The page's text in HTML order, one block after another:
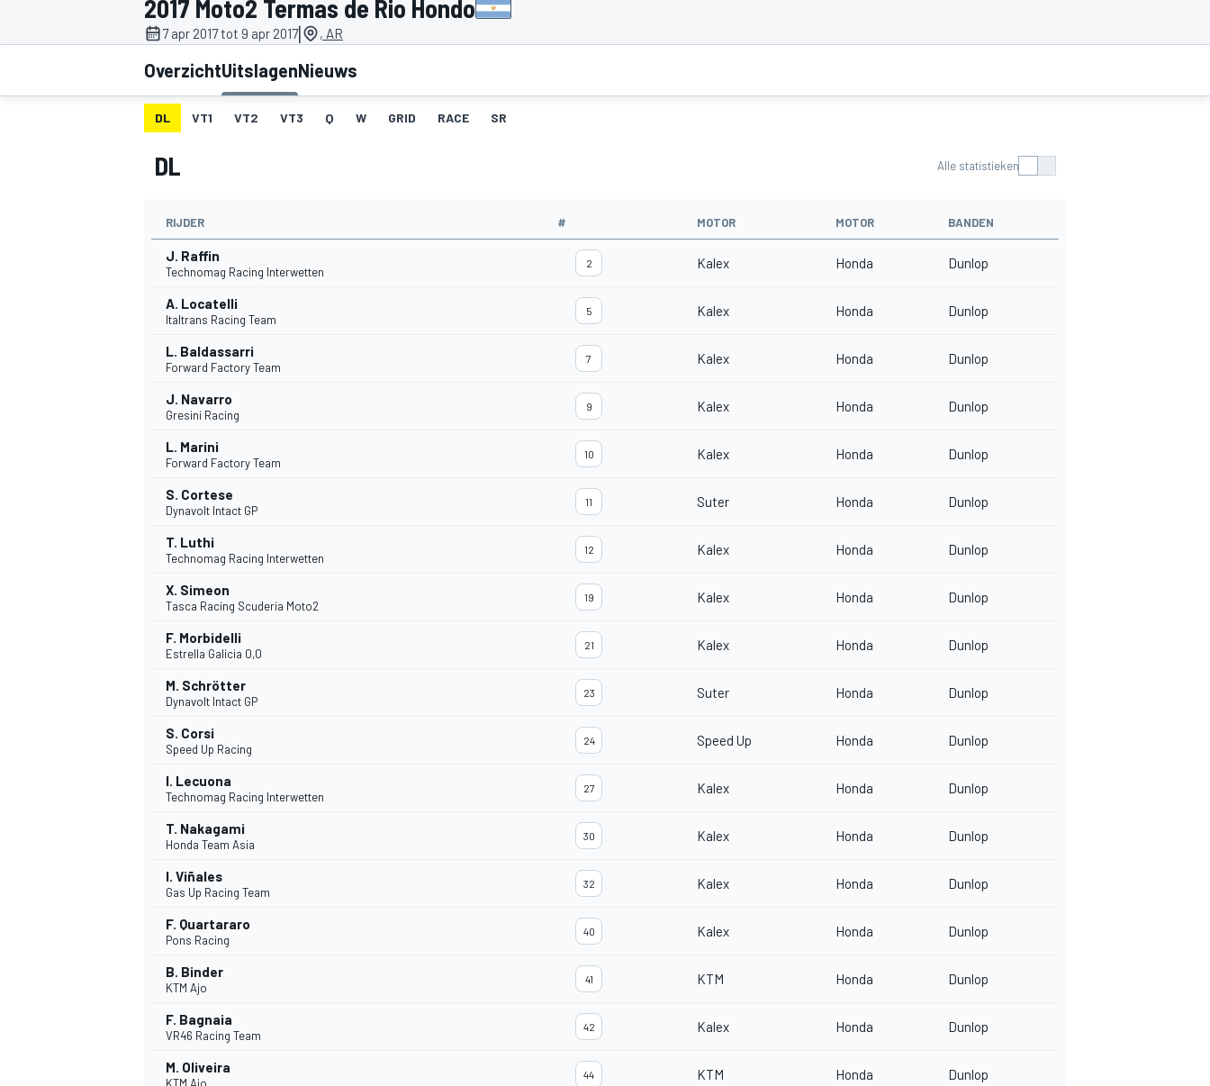
WEC
2017 Moto2 Termas de Rio Hondo
7 apr 2017 tot 9 apr 2017| , AR
OverzichtUitslagenNieuws
DL VT1 VT2 VT3 Q W GRID RACE SR
DL Alle statistieken
RIJDER # MOTOR MOTOR BANDEN
J. Raffin
Technomag Racing Interwetten
2 Kalex Honda Dunlop
A. Locatelli
Italtrans Racing Team
5 Kalex Honda Dunlop
L. Baldassarri
Forward Factory Team
7 Kalex Honda Dunlop
J. Navarro
Gresini Racing
9 Kalex Honda Dunlop
L. Marini
Forward Factory Team
10 Kalex Honda Dunlop
S. Cortese
Dynavolt Intact GP
11 Suter Honda Dunlop
T. Luthi
Technomag Racing Interwetten
12 Kalex Honda Dunlop
X. Simeon
Tasca Racing Scuderia Moto2
19 Kalex Honda Dunlop
F. Morbidelli
Estrella Galicia 0,0
21 Kalex Honda Dunlop
M. Schrötter
Dynavolt Intact GP
23 Suter Honda Dunlop
S. Corsi
Speed Up Racing
24 Speed Up Honda Dunlop
I. Lecuona
Technomag Racing Interwetten
27 Kalex Honda Dunlop
T. Nakagami
Honda Team Asia
30 Kalex Honda Dunlop
I. Viñales
Gas Up Racing Team
32 Kalex Honda Dunlop
F. Quartararo
Pons Racing
40 Kalex Honda Dunlop
B. Binder
KTM Ajo
41 KTM Honda Dunlop
F. Bagnaia
VR46 Racing Team
42 Kalex Honda Dunlop
M. Oliveira 44 KTM Honda Dunlop